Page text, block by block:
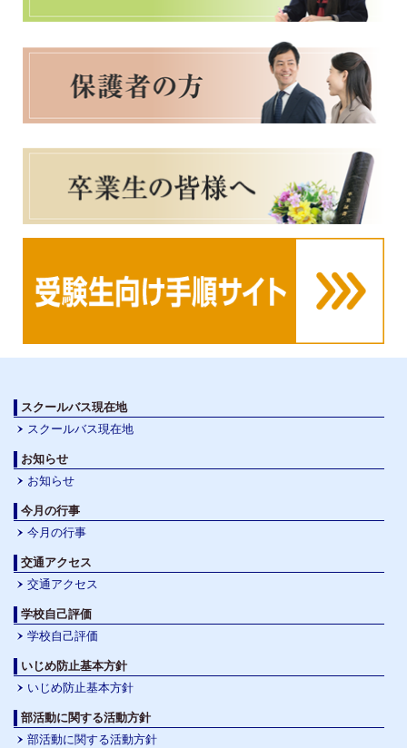
スクールバス現在地
スクールバス現在地
お知らせ
お知らせ
今月の行事
今月の行事
交通アクセス
交通アクセス
学校自己評価
学校自己評価
いじめ防止基本方針
いじめ防止基本方針
部活動に関する活動方針
部活動に関する活動方針